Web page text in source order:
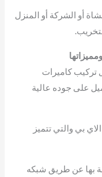
أو الشركة أو المنزل
تركيب كاميرات
على جوده عالية
بي والتي تتميز
بها عن طريق شبكه